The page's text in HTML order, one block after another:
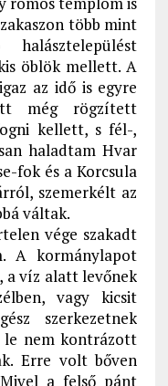
több mint
öblök mellett. A
az idő is egyre
még rögzített
kellett, s fél-,
haladtam Hvar
fok és a Korcsula
szemerkélt az
váltak.
vége szakadt
A kormánylapot
a víz alatt levőnek
vagy kicsit
szerkezetnek
le nem kontrázott
Erre volt bőven
a felső pánt